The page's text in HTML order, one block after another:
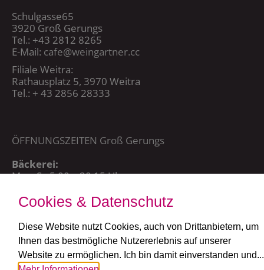
Schulgasse65
3920 Groß Gerungs
Tel.: +43 2812 8265
E-Mail: cafe@weingartner.cc
Filiale Weitra:
Rathausplatz 5, 3970 Weitra
Tel.: + 43 2856 28333
ÖFFNUNGSZEITEN Groß Gerungs
Bäckerei:
Mo – Sa 5:00 – 20:15 Uhr,
Café:
ÖFFNUNGSZEITEN Weitra
Cookies & Datenschutz
Diese Website nutzt Cookies, auch von Drittanbietern, um
Ihnen das bestmögliche Nutzererlebnis auf unserer
Website zu ermöglichen. Ich bin damit einverstanden und...